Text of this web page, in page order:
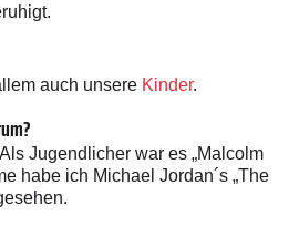
auch unsere Kinder.
Jugendlicher war es „Malcolm
habe ich Michael Jordan´s „The